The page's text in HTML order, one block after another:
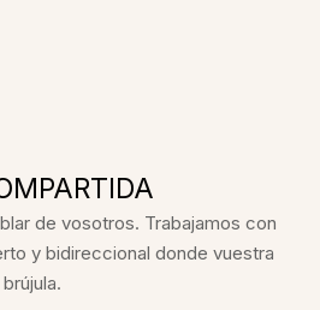
de vosotros. Trabajamos con
y bidireccional donde vuestra